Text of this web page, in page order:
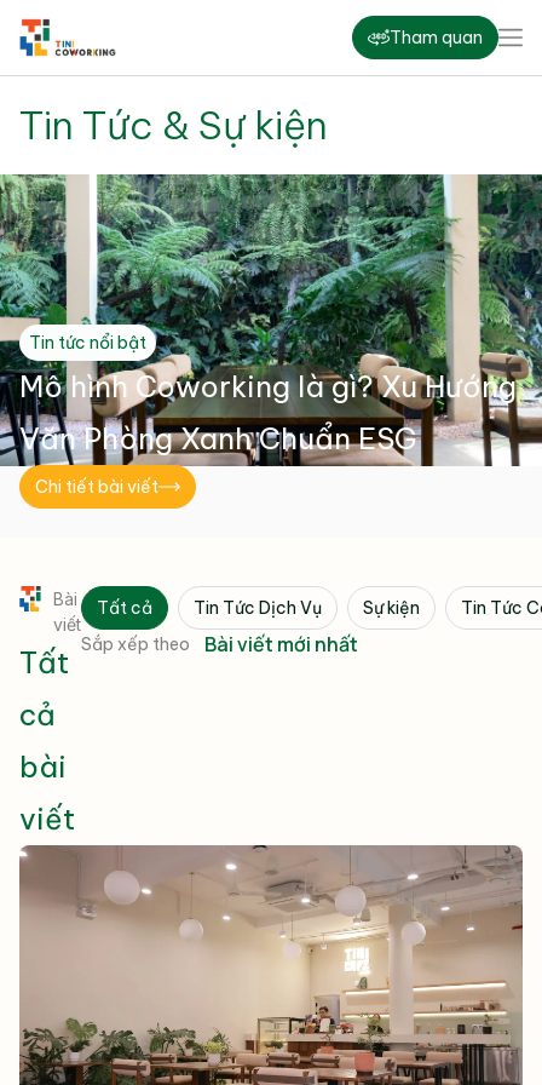
Tham quan
Tin Tức & Sự kiện
Tin tức nổi bật
Mô hình Coworking là gì? Xu Hướng
Văn Phòng Xanh Chuẩn ESG
Chi tiết bài viết
Bài
viết
Tất
cả
bài
viết
Tất cả Tin Tức Dịch Vụ Sự kiện
Tin Tức
Sắp xếp theo